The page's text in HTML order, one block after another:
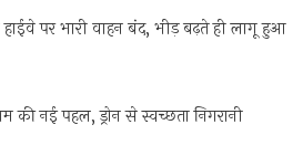
हाईवे पर भारी वाहन बंद, भीड़ बढ़ते ही लागू हुआ
की नई पहल, ड्रोन से स्वच्छता निगरानी